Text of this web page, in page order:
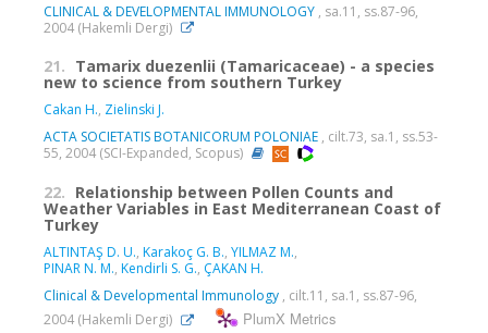
CLINICAL & DEVELOPMENTAL IMMUNOLOGY , sa.11, ss.87-96,
2004 (Hakemli Dergi)
21. Tamarix duezenlii (Tamaricaceae) - a species
new to science from southern Turkey
Cakan H., Zielinski J.
ACTA SOCIETATIS BOTANICORUM POLONIAE , cilt.73, sa.1, ss.53-
55, 2004 (SCI-Expanded, Scopus)
22. Relationship between Pollen Counts and
Weather Variables in East Mediterranean Coast of
Turkey
ALTINTAŞ D. U., Karakoç G. B., YILMAZ M.,
PINAR N. M., Kendirli S. G., ÇAKAN H.
Clinical & Developmental Immunology , cilt.11, sa.1, ss.87-96,
2004 (Hakemli Dergi)
PlumX Metrics